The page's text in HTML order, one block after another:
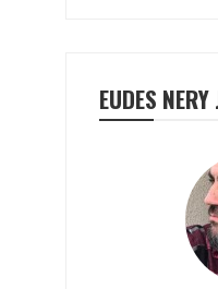
EUDES NERY